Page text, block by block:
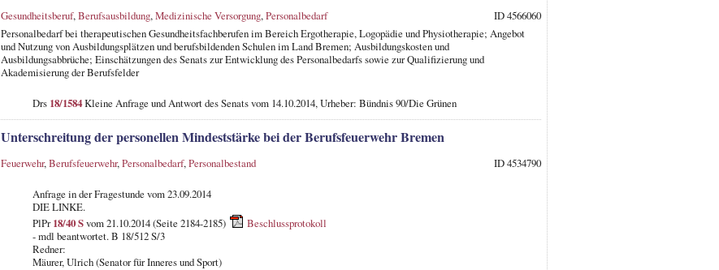
Gesundheitsberuf,Berufsausbildung,Medizinische Versorgung,Personalbedarf
ID 4566060
Personalbedarf bei therapeutischen Gesundheitsfachberufen im Bereich Ergotherapie, Logopädie und Physiotherapie; Angebot
und Nutzung von Ausbildungsplätzen und berufsbildenden Schulen im Land Bremen; Ausbildungskosten und
Ausbildungsabbrüche; Einschätzungen des Senats zur Entwicklung des Personalbedarfs sowie zur Qualifizierung und
Akademisierung der Berufsfelder
Drs 18/1584Kleine Anfrage und Antwort des Senats vom 14.10.2014, Urheber: Bündnis 90/Die Grünen
Unterschreitung der personellen Mindeststärke bei der Berufsfeuerwehr Bremen
Feuerwehr,Berufsfeuerwehr,Personalbedarf,Personalbestand ID 4534790
Anfrage in der Fragestunde vom 23.09.2014
DIE LINKE.
PlPr18/40 Svom 21.10.2014 (Seite 2184-2185)
Beschlussprotokoll
- mdl beantwortet. B 18/512 S/3
Redner:
Mäurer, Ulrich (Senator für Inneres und Sport)